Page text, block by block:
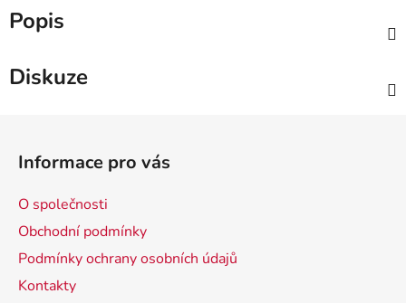
Popis
Diskuze
Informace pro vás
O společnosti
Obchodní podmínky
Podmínky ochrany osobních údajů
Kontakty